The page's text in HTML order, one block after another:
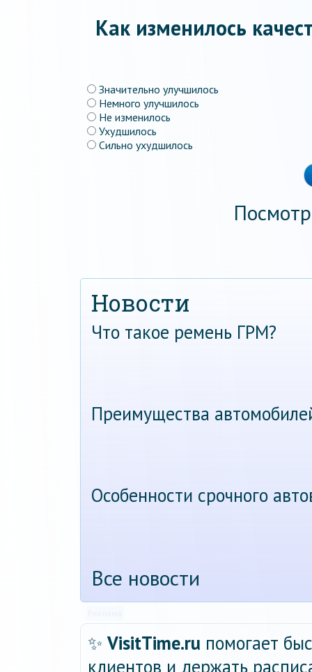
Как изменилось
Значительно улучшилось
Немного улучшилось
Не изменилось
Ухудшилось
Сильно ухудшилось
Новости
Что такое ремень ГРМ?
Преимущества
Особенности срочного
Все новости
✨ VisitTime.ru помогает
клиентов и держать